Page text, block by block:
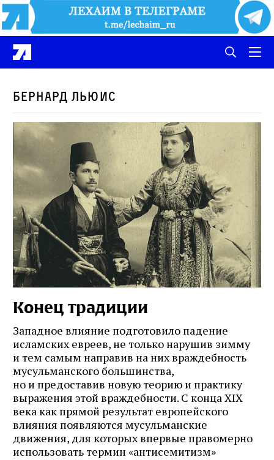
Бернард Льюис
Конец традиции
Западное влияние подготовило падение
исламских евреев, не только нарушив зимму
и тем самым направив на них враждебность
мусульманского большинства,
но и предоставив новую теорию и практику
выражения этой враждебности. С конца XIX
века как прямой результат европейского
влияния появляются мусульманcкие
движения, для которых впервые правомерно
использовать термин «антисемитизм»